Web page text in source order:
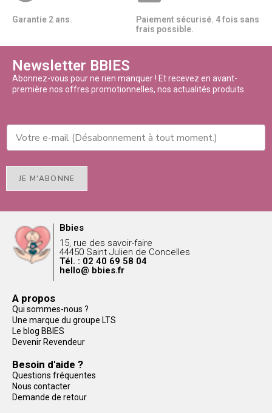
Garantie 2 ans.
Paiement sécurisé. 4 fois sans
frais possible.
Newsletter BBIES
Abonnez-vous pour ne rien manquer ! Et recevez en avant-
première nos offres promotionnelles, nos actualités produits.
JE M'ABONNE
Bbies
15, rue des savoir-faire
44450 Saint Julien de Concelles
Tél. : 02 40 69 58 04
hello@ bbies.fr
A propos
Qui sommes-nous ?
Une marque du groupe LTS
Le blog BBIES
Devenir Revendeur
Besoin d'aide ?
Questions fréquentes
Nous contacter
Demande de retour